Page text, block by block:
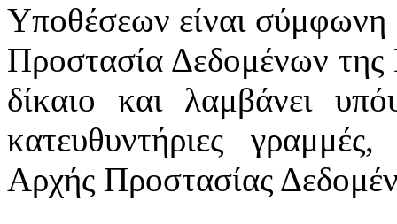
Υποθέσεων είναι σύμφωνη
Προστασία Δεδομένων
δίκαιο και λαμβάνει
κατευθυντήριες
Αρχής Προστασίας